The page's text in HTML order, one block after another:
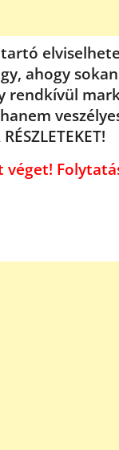
ahogy
rendkívül